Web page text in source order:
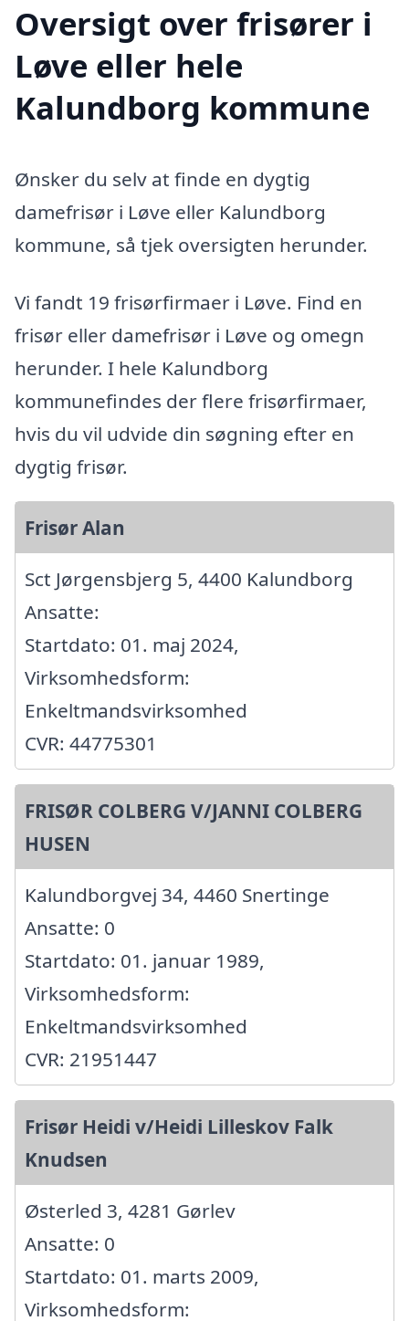
Oversigt over frisører i
Løve eller hele
Kalundborg kommune
Ønsker du selv at finde en dygtig
damefrisør i Løve eller Kalundborg
kommune, så tjek oversigten herunder.
Vi fandt 19 frisørfirmaer i Løve. Find en
frisør eller damefrisør i Løve og omegn
herunder. I hele Kalundborg
kommunefindes der flere frisørfirmaer,
hvis du vil udvide din søgning efter en
dygtig frisør.
Frisør Alan
Sct Jørgensbjerg 5, 4400 Kalundborg
Ansatte:
Startdato: 01. maj 2024,
Virksomhedsform:
Enkeltmandsvirksomhed
CVR: 44775301
FRISØR COLBERG V/JANNI COLBERG
HUSEN
Kalundborgvej 34, 4460 Snertinge
Ansatte: 0
Startdato: 01. januar 1989,
Virksomhedsform:
Enkeltmandsvirksomhed
CVR: 21951447
Frisør Heidi v/Heidi Lilleskov Falk
Knudsen
Østerled 3, 4281 Gørlev
Ansatte: 0
Startdato: 01. marts 2009,
Virksomhedsform: